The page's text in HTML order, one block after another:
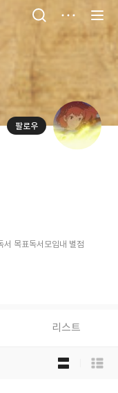
장
팔로우
서 목표독서모임내 별점
리스트